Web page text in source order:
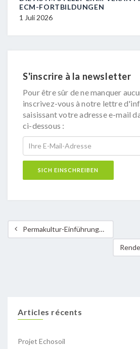
ECM-FORTBILDUNGEN
1 Juli 2026
S'inscrire à la newsletter
Pour être sûr de ne manquer
inscrivez-vous à notre lettre
saisissant votre adresse e-mail
ci-dessous :
Permakultur-Einführungskurse
Articles récents
Projet Echosoil